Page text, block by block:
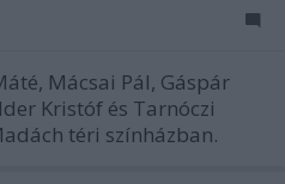
Mácsai Pál, Gáspár
Kristóf és Tarnóczi
téri színházban.